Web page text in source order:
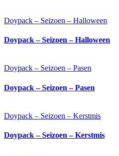
Doypack – Seizoen – Halloween
Doypack – Seizoen – Halloween
Doypack – Seizoen – Pasen
Doypack – Seizoen – Pasen
Doypack – Seizoen – Kerstmis
Doypack – Seizoen – Kerstmis